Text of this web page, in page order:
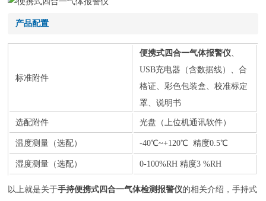
产品配置
标准附件
便携式四合一气体报警仪、
USB充电器（含数据线）、合
格证、彩色包装盒、校准标定
罩、说明书
选配附件 光盘（上位机通讯软件）
温度测量（选配） -40℃~+120℃ 精度0.5℃
湿度测量（选配） 0-100%RH 精度3 %RH
以上就是关于手持便携式四合一气体检测报警仪的相关介绍，手持式